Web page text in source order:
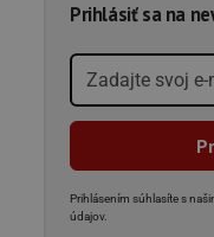
Prihlásiť sa na
Prihlásením súhlasíte s
údajov.